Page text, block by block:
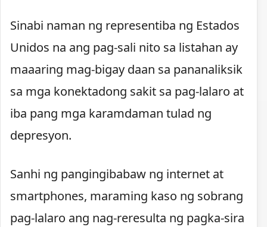
Sinabi naman ng representiba ng Estados
Unidos na ang pag-sali nito sa listahan ay
maaaring mag-bigay daan sa pananaliksik
sa mga konektadong sakit sa pag-lalaro at
iba pang mga karamdaman tulad ng
depresyon.
Sanhi ng pangingibabaw ng internet at
smartphones, maraming kaso ng sobrang
pag-lalaro ang nag-reresulta ng pagka-sira